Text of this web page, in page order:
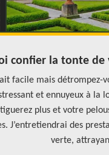
confier la tonte de
facile mais détrompez-
et ennuyeux à la
plus et votre
J’entretiendrai des
verte,